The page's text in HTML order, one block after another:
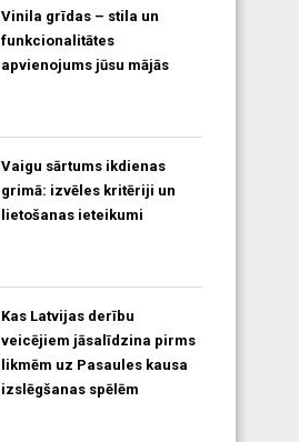
Vinila grīdas – stila un
funkcionalitātes
apvienojums jūsu mājās
Vaigu sārtums ikdienas
grimā: izvēles kritēriji un
lietošanas ieteikumi
Kas Latvijas derību
veicējiem jāsalīdzina pirms
likmēm uz Pasaules kausa
izslēgšanas spēlēm